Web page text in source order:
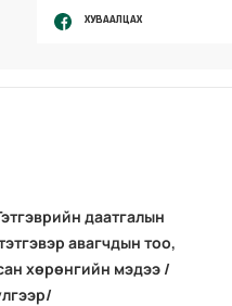
ХУВААЛЦАХ
даатгалын
авагчдын тоо,
хөрөнгийн мэдээ /